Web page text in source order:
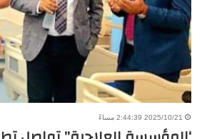
2025/10/21 2:44:39 مساءً